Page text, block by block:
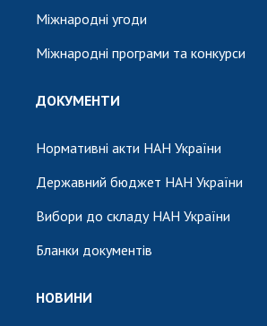
Міжнародні угоди
Міжнародні програми та конкурси
ДОКУМЕНТИ
Нормативні акти НАН України
Державний бюджет НАН України
Вибори до складу НАН України
Бланки документів
НОВИНИ